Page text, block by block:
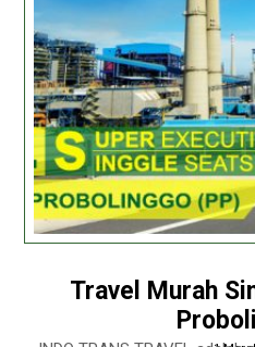
Travel Murah